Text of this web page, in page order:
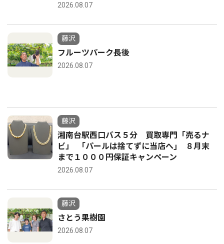
2026.08.07
藤沢
フルーツパーク長後
2026.08.07
藤沢
湘南台駅西口バス５分 買取専門「売るナ
ビ」 ｢パールは捨てずに当店へ｣ ８月末
まで１０００円保証キャンペーン
2026.08.07
藤沢
さとう果樹園
2026.08.07